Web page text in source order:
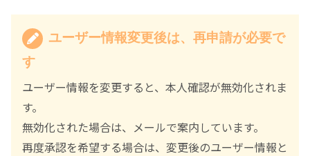
ユーザー情報変更後は、再申請が必要で
す
ユーザー情報を変更すると、本人確認が無効化されま
す。
無効化された場合は、メールで案内しています。
再度承認を希望する場合は、変更後のユーザー情報と